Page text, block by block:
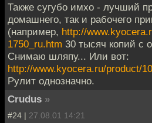
Также сугубо имхо - лучший
домашнего, так и рабочего
(например, http://
1750_ru.htm 30 тысяч копий с
Снимаю шляпу... Или вот:
http://www.kyocera.ru/product/
Рулит однозначно.
Crudus »
#24 | 27.08.01 14:21